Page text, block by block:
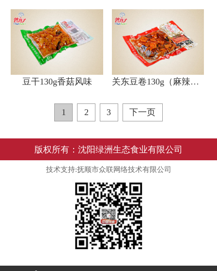
豆干130g香菇风味 关东豆卷130g（麻辣味）
1 2 3 下一页
版权所有：沈阳绿洲生态食业有限公司
技术支持:抚顺市众联网络技术有限公司